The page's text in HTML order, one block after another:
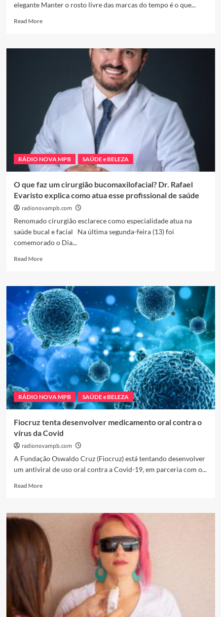
elegante Manter o rosto livre das marcas do tempo é o que...
Read MoreRead
O
rejuvenescimento:
Isadora
Rosan
explica
como
rejuvenescer
de
forma
elegante
RÁDIO NOVA MPB SAÚDE e BELEZA
O que faz um cirurgião bucomaxilofacial? Dr. Rafael
Evaristo explica como atua esse profissional de saúde
radionovampb.com
Renomado cirurgião esclarece como especialidade atua na
saúde bucal e facial Na última segunda-feira (13) foi
comemorado o Dia...
Read MoreRead
O
que
faz
um
cirurgião
bucomaxilofacial?
Dr.
Rafael
Evaristo
explica
como
atua
esse
profissional
saúde
RÁDIO NOVA MPB SAÚDE e BELEZA
Fiocruz tenta desenvolver medicamento oral contra o
vírus da Covid
radionovampb.com
A Fundação Oswaldo Cruz (Fiocruz) está tentando desenvolver
um antiviral de uso oral contra a Covid-19, em parceria com o...
Read MoreRead
Fiocruz
desenvolver
medicamento
oral
contra
o
vírus
da